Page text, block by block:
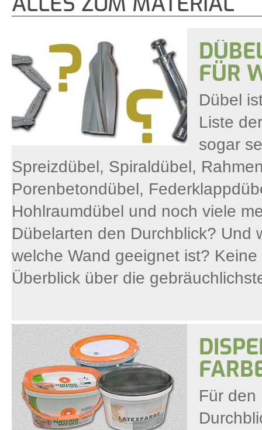
FÜR
Dübel
Liste
sogar
Spreizdübel, Spiraldübel,
Porenbetondübel,
Hohlraumdübel und noch viele
Dübelarten den Durchblick? Und
welche Wand geeignet ist?
Überblick über die
Für den